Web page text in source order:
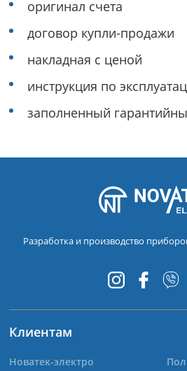
оригинал счета
договор купли-продажи
накладная с ценой
инструкция по
заполненный
Разработка и производство
Клиентам
Новатек-электро